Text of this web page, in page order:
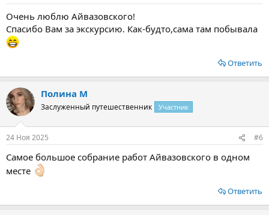
Очень люблю Айвазовского!
Спасибо Вам за экскурсию. Как-будто,сама там побывала
Ответить
Полина М
Заслуженный путешественник Участник
24 Ноя 2025 #6
Самое большое собрание работ Айвазовского в одном
месте
Ответить